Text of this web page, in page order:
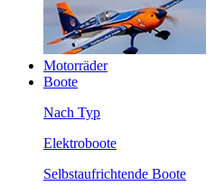
Motorräder
Boote
Nach Typ
Elektroboote
Selbstaufrichtende Boote